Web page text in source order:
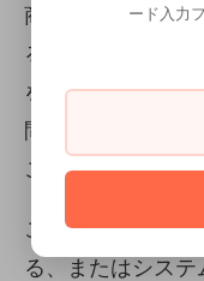
商品をカートにい
ると、「利用でき
を購入できません
問い合わせくださ
ことがあります。
この場合は、同梱
る、またはシス
ード入力